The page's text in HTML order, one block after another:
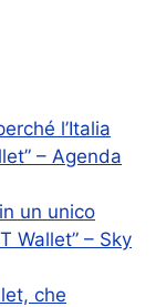
l’Italia
– Agenda
un unico
Wallet” – Sky
che